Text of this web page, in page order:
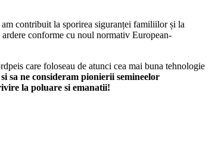
contribuit la sporirea siguranței familiilor și la
conforme cu noul normativ European-
care foloseau de atunci cea mai buna tehnologie
sa ne consideram pionierii semineelor
la poluare si emanatii!